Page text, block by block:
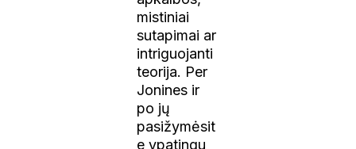
mistiniai
sutapimai ar
intriguojanti
teorija. Per
Jonines ir
po jų
pasižymėsit
e ypatingu